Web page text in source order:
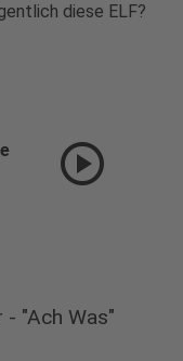
diese ELF?
play_circle
"Ach Was"